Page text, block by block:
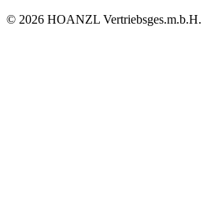
© 2026 HOANZL Vertriebsges.m.b.H.